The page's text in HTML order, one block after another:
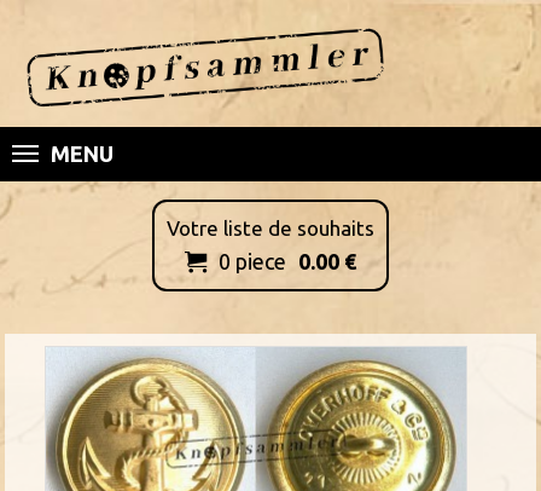
MENU
Votre liste de souhaits
 0 piece 0.00 €